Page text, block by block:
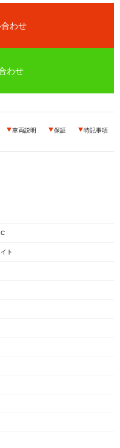
わせ
わせ
車両説明 保証 特記事項
ト
イト
ーサービス
ーサービス
はこちら